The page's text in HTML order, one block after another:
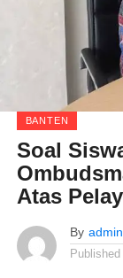
BANTEN
Soal
Atas
By admin
Published